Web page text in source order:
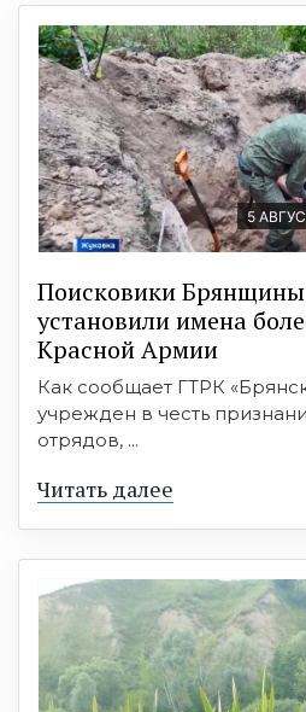
5
Поисковики Брянщины
установили имена
Красной Армии
Как сообщает ГТРК
учрежден в честь
отрядов, ...
Читать далее